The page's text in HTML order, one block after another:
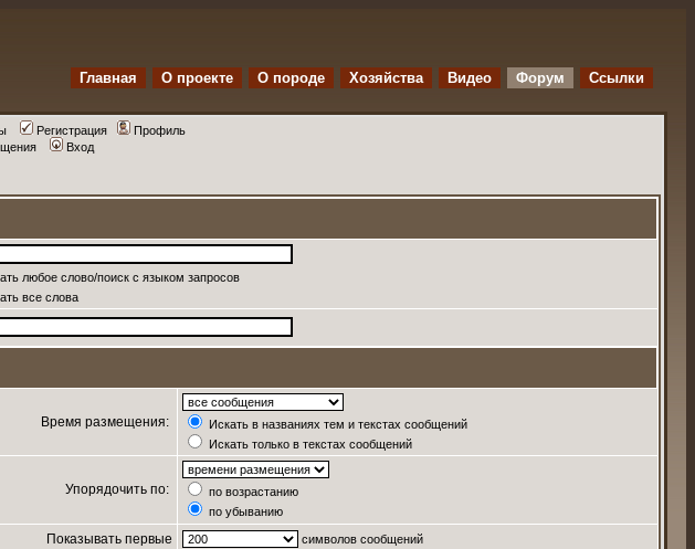
Главная О проекте O породе Хозяйства Видео Форум Ссылки
Регистрация
Профиль
Вход
любое слово/поиск с языком запросов
все слова
Время размещения:
Искать в названиях тем и текстах сообщений
Искать только в текстах сообщений
Упорядочить по:
по возрастанию
по убыванию
Показывать первые символов сообщений